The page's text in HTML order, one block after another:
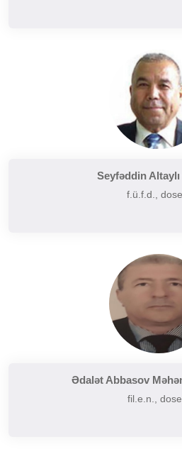
Seyfəddin
f.ü.f.d.,
Ədalət Abbasov
fil.e.n.,